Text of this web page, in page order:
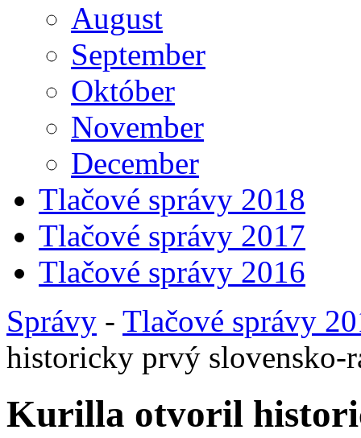
August
September
Október
November
December
Tlačové správy 2018
Tlačové správy 2017
Tlačové správy 2016
Správy - Tlačové správy
historicky prvý slovensko-
Kurilla otvoril